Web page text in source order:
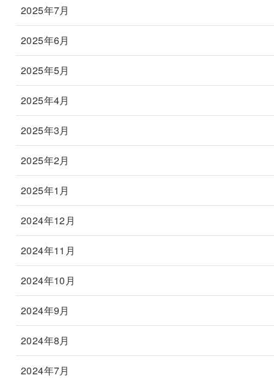
2025年7月
2025年6月
2025年5月
2025年4月
2025年3月
2025年2月
2025年1月
2024年12月
2024年11月
2024年10月
2024年9月
2024年8月
2024年7月